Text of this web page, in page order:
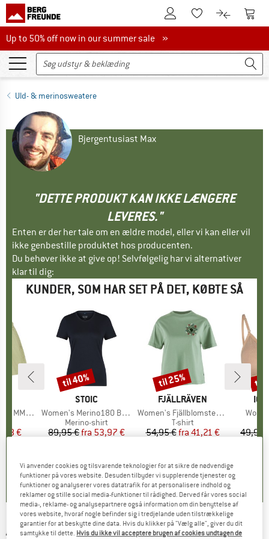
Til kundekontoenTil huskesedlen.
Til Til
Up to 50% off now in our summer sale
Up to 50% off now in our summer sale »
Uld- & merinosweatere
Bjergentusiast Max
"DETTE PRODUKT KAN IKKE LÆNGERE
LEVERES."
Enten er der her tale om en ældre model, eller vi kan eller vil
ikke genbestille produktet hos producenten.
Du behøver ikke at give op! Selvfølgelig har vi alternativer
klar til dig:
KUNDER, SOM HAR SET PÅ DET, KØBTE SÅ
Shorts
pris
€
)
MÆRKE
STOIC
Artikel
Women's Merino180 BengtSt. T-Shirt slim
Produktgruppe
Merino-shirt
Pris
89,95 € Nedsat pris
fra 53,97 €
4,6(25)
Rabat
til 40%
MÆRKE
FJÄLLRÄVEN
Artikel
Women's Fjällblomster Logo T-Shirt
Produktgruppe
T-shirt
Pris
54,95 € Nedsat pris
fra41,21 €
0,0(0)
Rabat
til 25%
Artikel
49,95
til
AMUNDSEN SPORTS -Women's Hut Half Zip -
Vi anvender cookies og tilsvarende teknologier for at sikre de nødvendige
funktioner på vores website. Desuden tilbyder vi supplerende tjenester og
funktioner og analyserer vores datatrafik for at personalisere indhold og
reklamer og stille social media-funktioner til rådighed. Derved får vores social
media-, reklame- og analysepartnere også information om din benyttelse af
vores website, hvoraf nogle befinder sig i tredjelande uden tilstrækkelige
garantier for at beskytte dine data. Hvis du klikker på "Vælg alle", giver du dit
samtykke til dette. Hvis du ikke vil acceptere brugen af cookies undtagen de